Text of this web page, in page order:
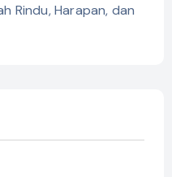
Rindu, Harapan, dan